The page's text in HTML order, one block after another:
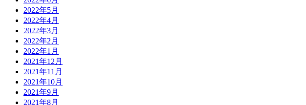
2022年5月
2022年4月
2022年3月
2022年2月
2022年1月
2021年12月
2021年11月
2021年10月
2021年9月
2021年8月